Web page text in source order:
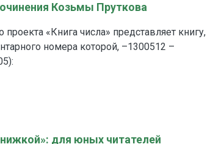
Козьмы Пруткова
«Книга числа» представляет книгу,
номера которой, –1300512 –
для юных читателей